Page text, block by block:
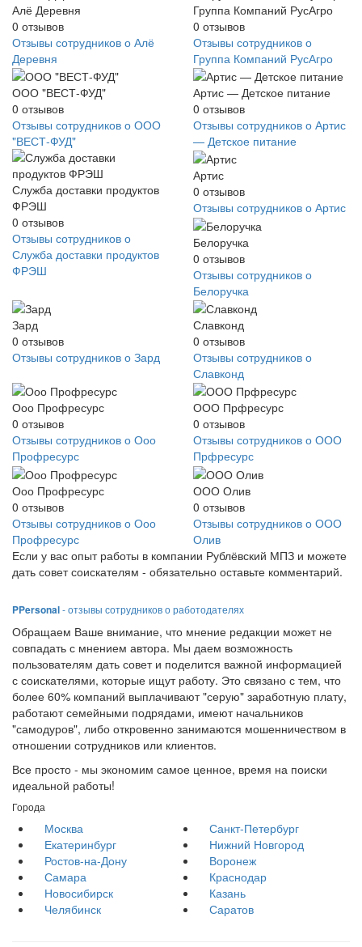
Алё Деревня
0 отзывов
Отзывы сотрудников о Алё
Деревня
Группа Компаний РусАгро
0 отзывов
Отзывы сотрудников о
Группа Компаний РусАгро
ООО "ВЕСТ-ФУД"
0 отзывов
Отзывы сотрудников о ООО
"ВЕСТ-ФУД"
Артис — Детское питание
0 отзывов
Отзывы сотрудников о Артис
— Детское питание
Служба доставки продуктов
ФРЭШ
0 отзывов
Отзывы сотрудников о
Служба доставки продуктов
ФРЭШ
Артис
0 отзывов
Отзывы сотрудников о Артис
Белоручка
0 отзывов
Отзывы сотрудников о
Белоручка
Зард
0 отзывов
Отзывы сотрудников о Зард
Славконд
0 отзывов
Отзывы сотрудников о
Славконд
Ооо Профресурс
0 отзывов
Отзывы сотрудников о Ооо
Профресурс
ООО Прфресурс
0 отзывов
Отзывы сотрудников о ООО
Прфресурс
Ооо Профресурс
0 отзывов
Отзывы сотрудников о Ооо
Профресурс
ООО Олив
0 отзывов
Отзывы сотрудников о ООО
Олив
Если у вас опыт работы в компании Рублёвский МПЗ и можете
дать совет соискателям - обязательно оставьте комментарий.
PPersonal- отзывы сотрудников о работодателях
Обращаем Ваше внимание, что мнение редакции может не
совпадать с мнением автора. Мы даем возможность
пользователям дать совет и поделится важной информацией
с соискателями, которые ищут работу. Это связано с тем, что
более 60% компаний выплачивают "серую" заработную плату,
работают семейными подрядами, имеют начальников
"самодуров", либо откровенно занимаются мошенничеством в
отношении сотрудников или клиентов.
Все просто - мы экономим самое ценное, время на поиски
идеальной работы!
Города
Москва
Санкт-Петербург
Екатеринбург
Нижний Новгород
Ростов-на-Дону
Воронеж
Самара
Краснодар
Новосибирск
Казань
Челябинск
Саратов